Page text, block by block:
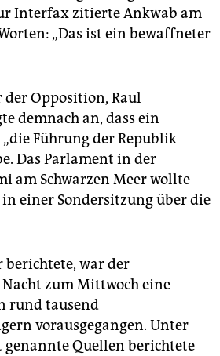
Interfax zitierte Ankwab am
„Das ist ein bewaffneter
Opposition, Raul
demnach an, dass ein
Führung der Republik
Das Parlament in der
am Schwarzen Meer wollte
in einer Sondersitzung über die
war der
zum Mittwoch eine
rund tausend
vorausgegangen. Unter
Quellen berichtete